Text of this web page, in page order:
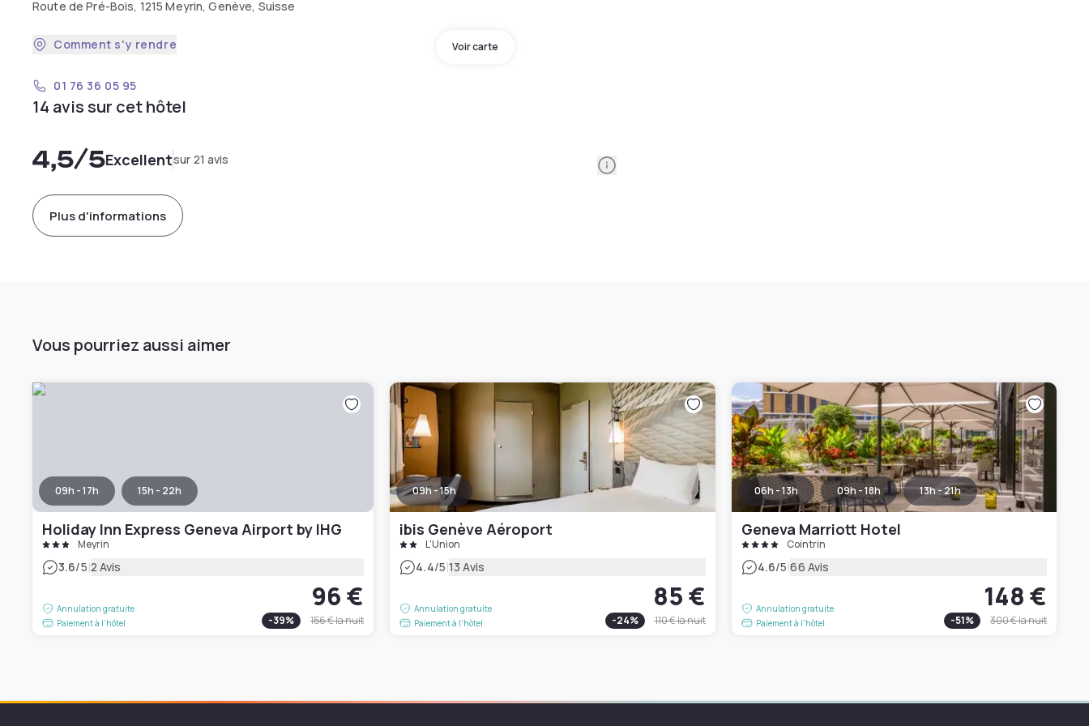
Route de Pré-Bois, 1215 Meyrin, Genève, Suisse
Voir carte
Comment s'y rendre
01 76 36 05 95
14 avis sur cet hôtel
4,5/5Excellentsur 21 avis Information
Plus d'informations
Vous pourriez aussi aimer
09h - 17h 15h - 22h
Holiday Inn Express Geneva Airport by IHG
Meyrin
3.6/5|2 Avis
Annulation gratuite
Paiement à l'hôtel
96 €
-39% 156 €la nuit
09h - 15h
ibis Genève Aéroport
L'Union
4.4/5|13 Avis
Annulation gratuite
Paiement à l'hôtel
85 €
-24% 110 €la nuit
06h - 13h 09h - 18h 13h - 21h
Geneva Marriott Hotel
Cointrin
4.6/5|66 Avis
Annulation gratuite
Paiement à l'hôtel
148 €
-51% 300 €la nuit